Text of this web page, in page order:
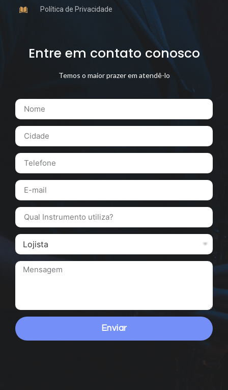
Política de Privacidade
Entre em contato conosco
Temos o maior prazer em atendê-lo
Enviar